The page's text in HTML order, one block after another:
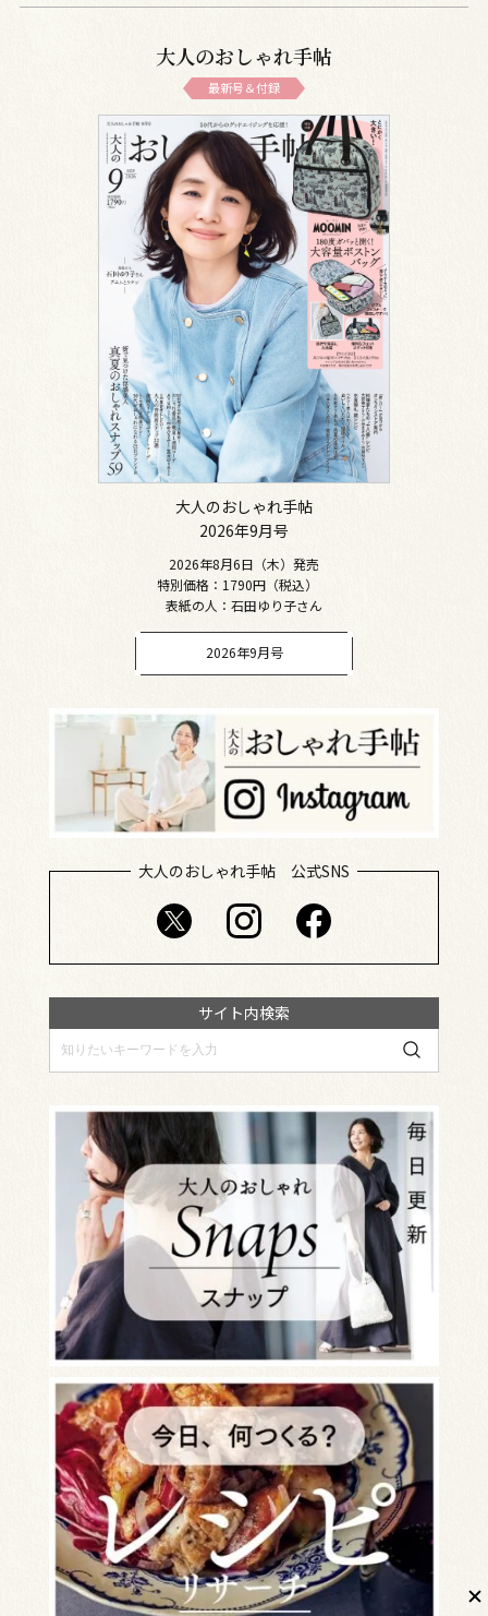
大人のおしゃれ手帖
最新号＆付録
大人のおしゃれ手帖
2026年9月号
2026年8月6日（木）発売
特別価格：1790円（税込）
表紙の人：石田ゆり子さん
2026年9月号
大人のおしゃれ手帖 公式SNS
サイト内検索